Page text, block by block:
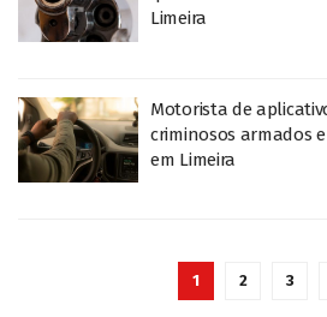
Limeira
Motorista de
criminosos armados
em Limeira
1 2 3